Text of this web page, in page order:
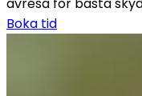
avresa för bästa
Boka tid